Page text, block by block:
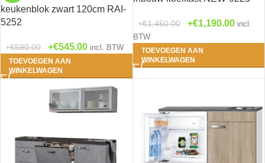
keukenblok zwart 120cm RAI-
5252
€590.00 €545.00 incl. BTW
TOEVOEGEN AAN
WINKELWAGEN
€1,450.00 €1,190.00 incl.
BTW
TOEVOEGEN AAN
WINKELWAGEN